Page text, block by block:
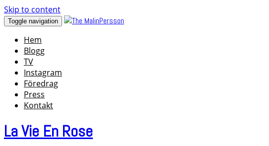
Skip to content
Toggle navigation
Hem
Blogg
TV
Instagram
Föredrag
Press
Kontakt
La Vie En Rose